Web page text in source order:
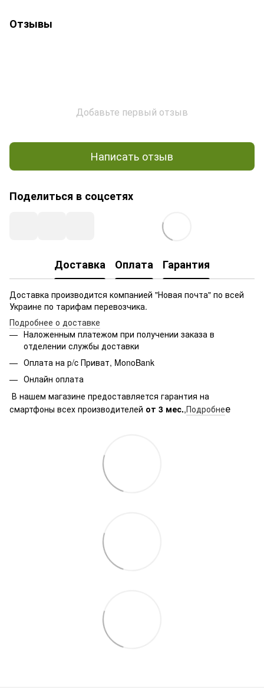
Отзывы
Добавьте первый отзыв
Написать отзыв
Поделиться в соцсетях
Доставка Оплата Гарантия
Доставка производится компанией "Новая почта" по всей
Украине по тарифам перевозчика.
Подробнее о доставке
Наложенным платежом при получении заказа в
отделении службы доставки
Оплата на р/c Приват, MonoBank
Онлайн оплата
В нашем магазине предоставляется гарантия на
смартфоны всех производителей от 3 мес.,Подробнее